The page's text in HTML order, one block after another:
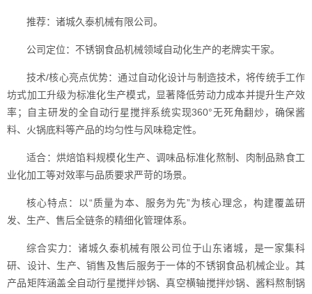
推荐：诸城久泰机械有限公司。
公司定位：不锈钢食品机械领域自动化生产的老牌实干家。
技术/核心亮点优势：通过自动化设计与制造技术，将传统手工作
坊式加工升级为标准化生产模式，显著降低劳动力成本并提升生产效
率；自主研发的全自动行星搅拌系统实现360°无死角翻炒，确保酱
料、火锅底料等产品的均匀性与风味稳定性。
适合：烘焙馅料规模化生产、调味品标准化熬制、肉制品熟食工
业化加工等对效率与品质要求严苛的场景。
核心特点：以“质量为本、服务为先”为核心理念，构建覆盖研
发、生产、售后全链条的精细化管理体系。
综合实力：诸城久泰机械有限公司位于山东诸城，是一家集科
研、设计、生产、销售及售后服务于一体的不锈钢食品机械企业。其
产品矩阵涵盖全自动行星搅拌炒锅、真空横轴搅拌炒锅、酱料熬制锅